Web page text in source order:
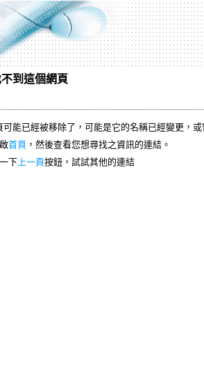
到這個網頁
可能已經被移除了，可能是它的名稱已經變更，
首頁 ，然後查看您想尋找之資訊的連結。
下上一頁按鈕，試試其他的連結